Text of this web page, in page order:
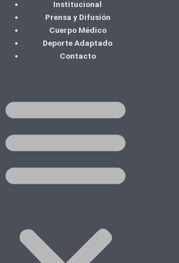
contenido
Institucional
Prensa y Difusión
Cuerpo Médico
Deporte Adaptado
Contacto